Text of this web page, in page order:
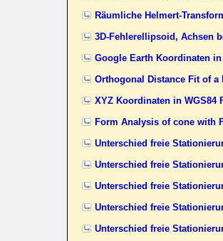
Räumliche Helmert-
3D-Fehlerellipsoid, Achsen
Google Earth Koordinaten
Orthogonal Distance Fit of a
XYZ Koordinaten in WGS84
Form Analysis of cone with
Unterschied freie
Unterschied freie
Unterschied freie
Unterschied freie
Unterschied freie